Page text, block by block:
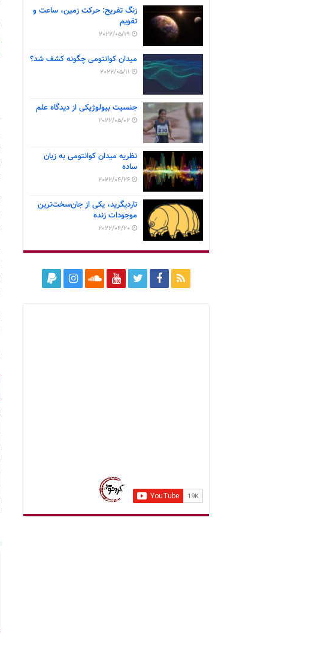
زنگ تفریح: حرکت زمین، ساعت و
تقویم
2022/05/19
میدان کوانتومی چگونه کشف شد؟
2022/05/11
جنسیت بیولوژیکی از دیدگاه علم
2022/05/02
نظریه میدان کوانتومی به زبان
ساده
2022/04/26
تاردیگرید، یکی از جان‌سخت‌ترین
موجودات زنده
2022/04/20